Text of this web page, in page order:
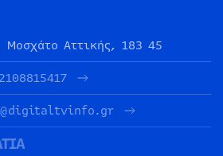
Αττικής, 183 45